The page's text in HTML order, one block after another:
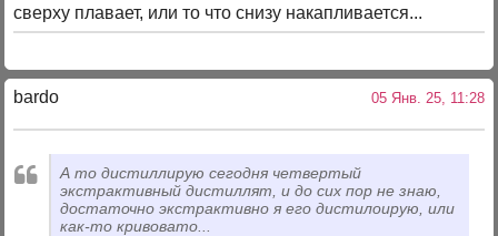
сверху плавает, или то что снизу накапливается...
bardo 05 Янв. 25, 11:28
А то дистиллирую сегодня четвертый
экстрактивный дистиллят, и до сих пор не знаю,
достаточно экстрактивно я его дистилоирую, или
как-то кривовато...